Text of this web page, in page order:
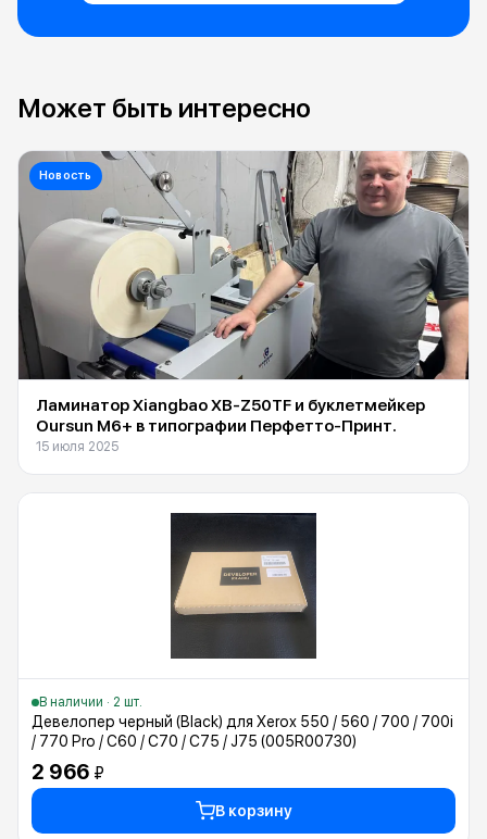
Может быть интересно
Новость
Ламинатор Xiangbao XB-Z50TF и буклетмейкер
Oursun M6+ в типографии Перфетто-Принт.
15 июля 2025
В наличии · 2 шт.
Девелопер черный (Black) для Xerox 550 / 560 / 700 / 700i
/ 770 Pro / C60 / C70 / C75 / J75 (005R00730)
2 966 ₽
В корзину